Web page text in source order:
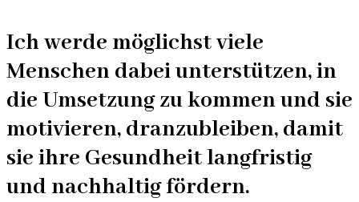
Ich werde möglichst viele
Menschen dabei unterstützen, in
die Umsetzung zu kommen und sie
motivieren, dranzubleiben, damit
sie ihre Gesundheit langfristig
und nachhaltig fördern.